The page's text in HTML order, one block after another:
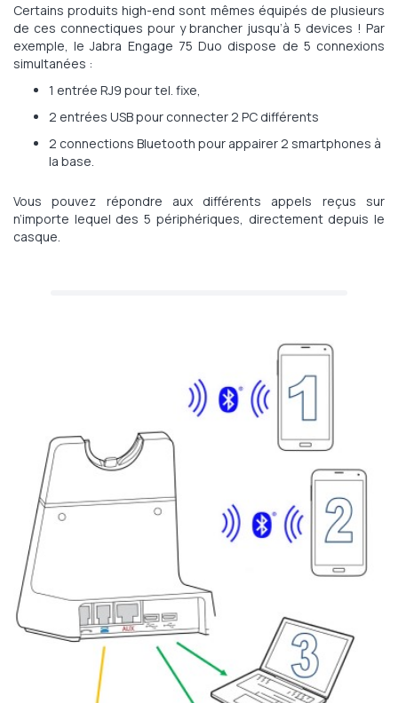
Certains produits high-end sont mêmes équipés de plusieurs
de ces connectiques pour y brancher jusqu’à 5 devices ! Par
exemple, le Jabra Engage 75 Duo dispose de 5 connexions
simultanées :
1 entrée RJ9 pour tel. fixe,
2 entrées USB pour connecter 2 PC différents
2 connections Bluetooth pour appairer 2 smartphones à
la base.
Vous pouvez répondre aux différents appels reçus sur
n’importe lequel des 5 périphériques, directement depuis le
casque.